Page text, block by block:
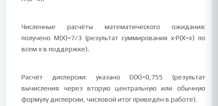
Численные расчёты математического ожидания:
получено M(X)=7/3 (результат суммирования x·P(X=x) по
всем x в поддержке).
Расчёт дисперсии: указано D(X)=0,755 (результат
вычисления через вторую центральную или обычную
формулу дисперсии, числовой итог приведён в работе).